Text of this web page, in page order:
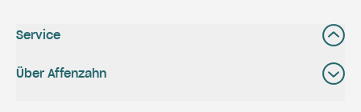
Service
Über Affenzahn